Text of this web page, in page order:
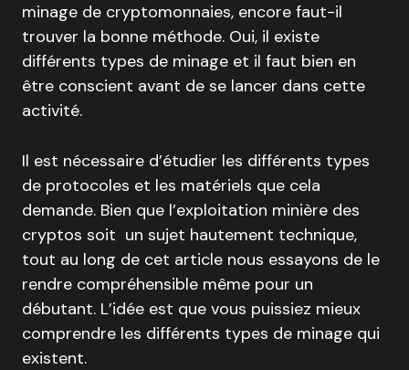
minage de cryptomonnaies, encore faut-il
trouver la bonne méthode. Oui, il existe
différents types de minage et il faut bien en
être conscient avant de se lancer dans cette
activité.
Il est nécessaire d’étudier les différents types
de protocoles et les matériels que cela
demande. Bien que l’exploitation minière des
cryptos soit un sujet hautement technique,
tout au long de cet article nous essayons de le
rendre compréhensible même pour un
débutant. L’idée est que vous puissiez mieux
comprendre les différents types de minage qui
existent.